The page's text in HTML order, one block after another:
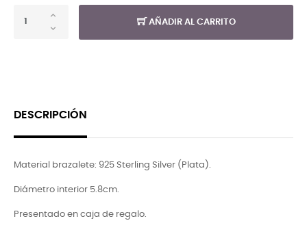
AÑADIR AL CARRITO
DESCRIPCIÓN
Material brazalete: 925 Sterling Silver (Plata).
Diámetro interior 5.8cm.
Presentado en caja de regalo.